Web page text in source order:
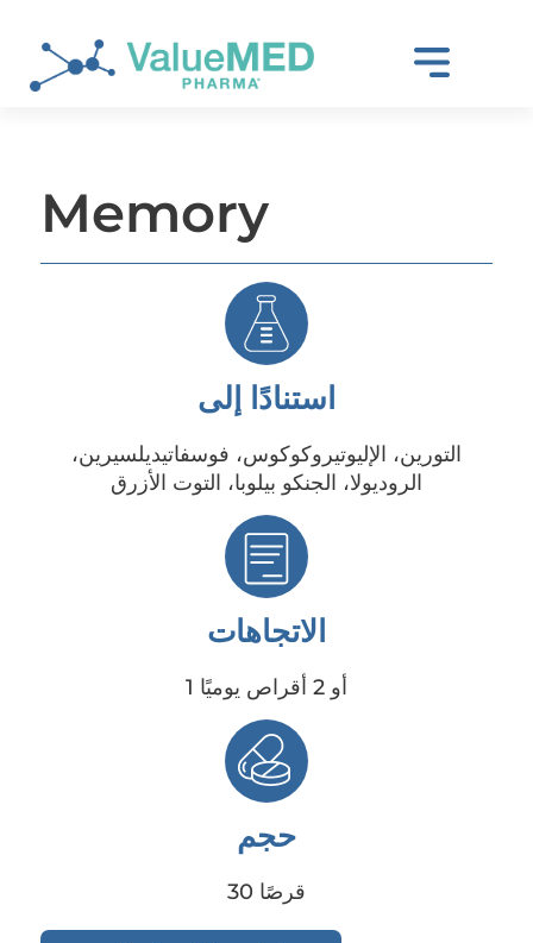
Memory
استنادًا إلى
التورين، الإليوتيروكوكوس، فوسفاتيديلسيرين،
الروديولا، الجنكو بيلوبا، التوت الأزرق
الاتجاهات
1 أو 2 أقراص يوميًا
حجم
30 قرصًا